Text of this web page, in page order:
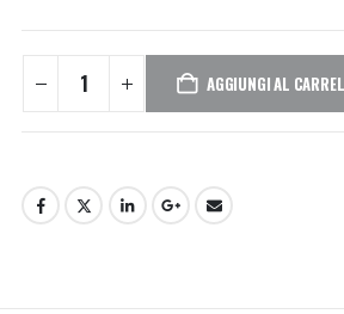
AGGIUNGI AL